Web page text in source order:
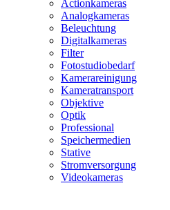
Actionkameras
Analogkameras
Beleuchtung
Digitalkameras
Filter
Fotostudiobedarf
Kamerareinigung
Kameratransport
Objektive
Optik
Professional
Speichermedien
Stative
Stromversorgung
Videokameras